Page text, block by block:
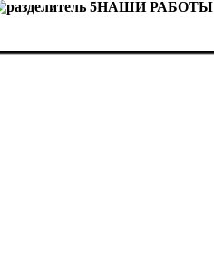
НАШИ РАБОТЫ